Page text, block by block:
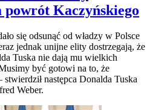
powrót Kaczyńskiego
się odsunąć od władzy w Polsce
jednak unijne elity dostrzegają, że
Tuska nie dają mu wielkich
być gotowi na to, że
następca Donalda Tuska
Weber.